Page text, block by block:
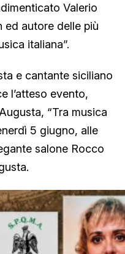
Valerio
ed autore delle più
italiana”.
e cantante siciliano
l’atteso evento,
“Tra musica
5 giugno, alle
salone Rocco